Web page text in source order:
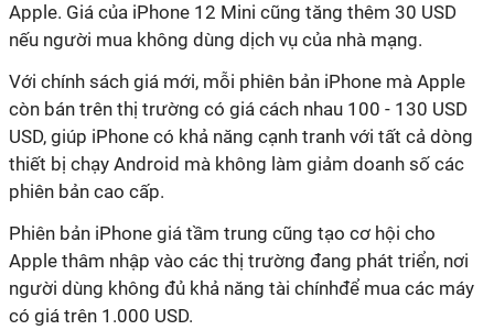
Apple. Giá của iPhone 12 Mini cũng tăng thêm 30 USD
nếu người mua không dùng dịch vụ của nhà mạng.
Với chính sách giá mới, mỗi phiên bản iPhone mà Apple
còn bán trên thị trường có giá cách nhau 100 - 130 USD
USD, giúp iPhone có khả năng cạnh tranh với tất cả dòng
thiết bị chạy Android mà không làm giảm doanh số các
phiên bản cao cấp.
Phiên bản iPhone giá tầm trung cũng tạo cơ hội cho
Apple thâm nhập vào các thị trường đang phát triển, nơi
người dùng không đủ khả năng tài chínhđể mua các máy
có giá trên 1.000 USD.